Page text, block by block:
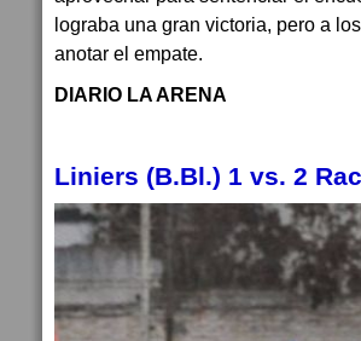
lograba una gran victoria, pero a
anotar el empate.
DIARIO LA ARENA
Liniers (B.Bl.) 1 vs. 2